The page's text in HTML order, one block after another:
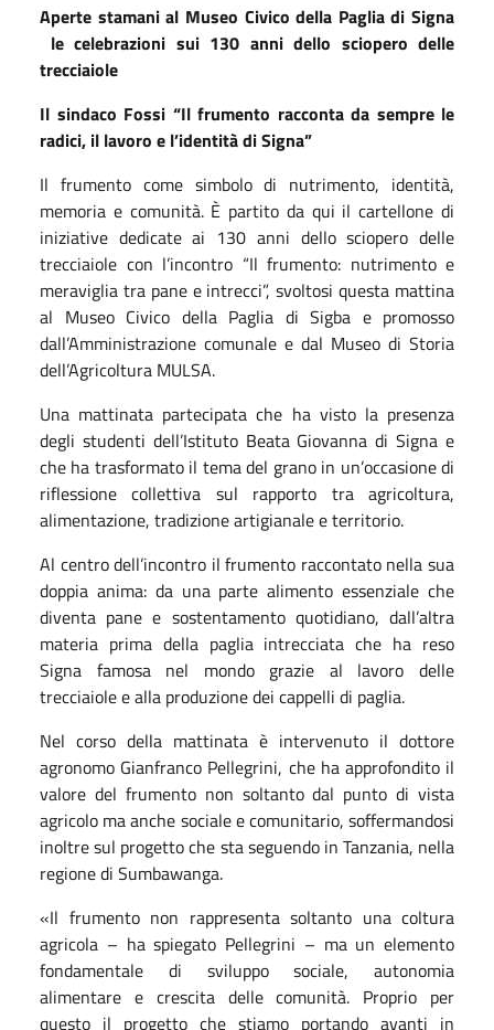
Aperte stamani al Museo Civico della Paglia di Signa
le celebrazioni sui 130 anni dello sciopero delle
trecciaiole
Il sindaco Fossi “Il frumento racconta da sempre le
radici, il lavoro e l’identità di Signa”
Il frumento come simbolo di nutrimento, identità,
memoria e comunità. È partito da qui il cartellone di
iniziative dedicate ai 130 anni dello sciopero delle
trecciaiole con l’incontro “Il frumento: nutrimento e
meraviglia tra pane e intrecci”, svoltosi questa mattina
al Museo Civico della Paglia di Sigba e promosso
dall’Amministrazione comunale e dal Museo di Storia
dell’Agricoltura MULSA.
Una mattinata partecipata che ha visto la presenza
degli studenti dell’Istituto Beata Giovanna di Signa e
che ha trasformato il tema del grano in un’occasione di
riflessione collettiva sul rapporto tra agricoltura,
alimentazione, tradizione artigianale e territorio.
Al centro dell’incontro il frumento raccontato nella sua
doppia anima: da una parte alimento essenziale che
diventa pane e sostentamento quotidiano, dall’altra
materia prima della paglia intrecciata che ha reso
Signa famosa nel mondo grazie al lavoro delle
trecciaiole e alla produzione dei cappelli di paglia.
Nel corso della mattinata è intervenuto il dottore
agronomo Gianfranco Pellegrini, che ha approfondito il
valore del frumento non soltanto dal punto di vista
agricolo ma anche sociale e comunitario, soffermandosi
inoltre sul progetto che sta seguendo in Tanzania, nella
regione di Sumbawanga.
«Il frumento non rappresenta soltanto una coltura
agricola – ha spiegato Pellegrini – ma un elemento
fondamentale di sviluppo sociale, autonomia
alimentare e crescita delle comunità. Proprio per
questo il progetto che stiamo portando avanti in